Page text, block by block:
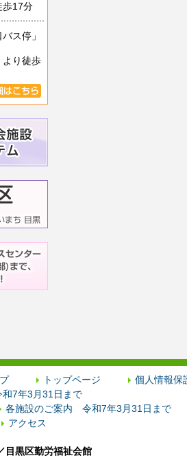
歩17分
ス停」
より徒歩
トップページ
個人情報保
7年3月31日まで
各施設のご案内 令和7年3月31日まで
アクセス
目黒区勤労福祉会館